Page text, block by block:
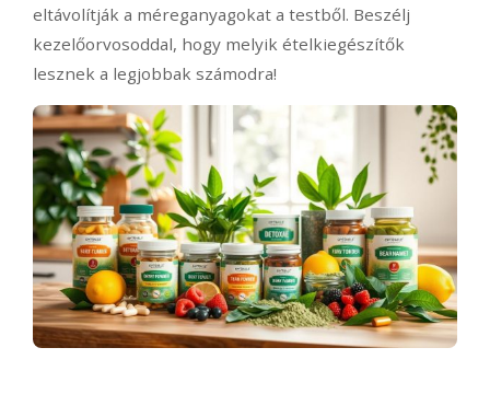
eltávolítják a méreganyagokat a testből. Beszélj
kezelőorvosoddal, hogy melyik ételkiegészítők
lesznek a legjobbak számodra!